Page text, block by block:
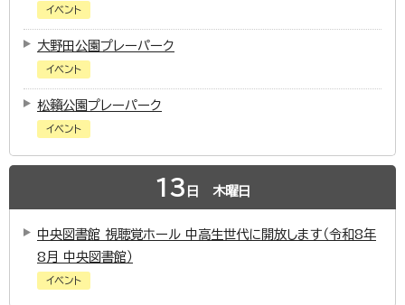
イベント
大野田公園プレーパーク
イベント
松籟公園プレーパーク
イベント
13 日 木曜日
中央図書館 視聴覚ホール 中高生世代に開放します（令和8年
8月 中央図書館）
イベント